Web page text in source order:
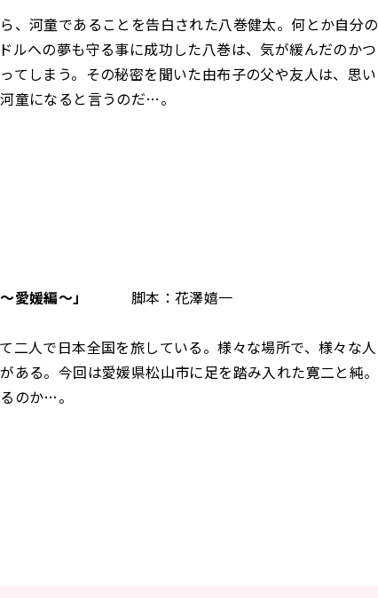
、河童であることを告白された八巻健太。何とか自分の
ルへの夢も守る事に成功した八巻は、気が緩んだのかつ
てしまう。その秘密を聞いた由布子の父や友人は、思い
童になると言うのだ…。
愛媛編～」 脚本：花澤嬉一
二人で日本全国を旅している。様々な場所で、様々な人
ある。今回は愛媛県松山市に足を踏み入れた寛二と純。
のか…。